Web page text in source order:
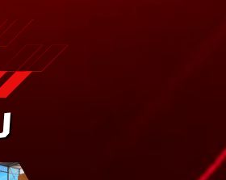
les colonnes affichées
des réseaux sociaux